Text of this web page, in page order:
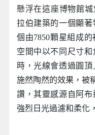
懸浮在這座博物館
拉伯建築的一個顯
個由7850顆星組成
空間中以不同尺寸
時，光線會透過圓
施然陶然的效果，被
讚，其靈感源自阿
強烈日光過濾和柔化